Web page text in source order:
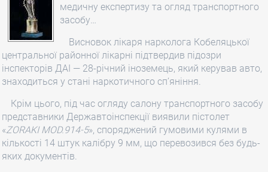
медичну експертизу та огляд транспортного
засобу…
Висновок лікаря нарколога Кобеляцької
центральної районної лікарні підтвердив підозри
інспекторів ДАІ — 28-річний іноземець, який керував авто,
знаходиться у стані наркотичного сп’яніння.
Крім цього, під час огляду салону транспортного засобу
представники Державтоінспекції виявили пістолет
«ZORAKI MOD.914-5», споряджений гумовими кулями в
кількості 14 штук калібру 9 мм, що перевозився без будь-
яких документів.